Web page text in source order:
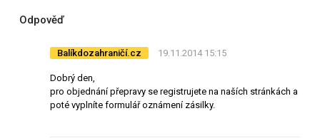
Odpověď
Balíkdozahraničí.cz 19.11.2014 15:15
Dobrý den,
pro objednání přepravy se registrujete na naších stránkách a
poté vyplníte formulář oznámení zásilky.